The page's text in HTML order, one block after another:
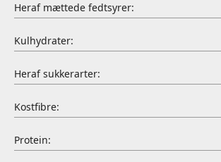
Heraf mættede fedtsyrer:
Kulhydrater:
Heraf sukkerarter:
Kostfibre:
Protein: